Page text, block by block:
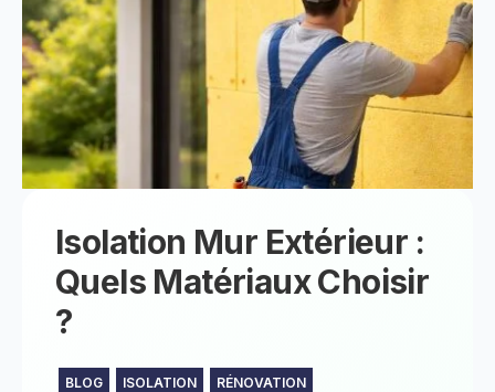
Isolation Mur Extérieur :
Quels Matériaux Choisir
?
BLOG ISOLATION RÉNOVATION